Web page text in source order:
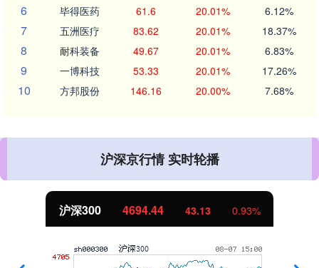
6 毕得医药 61.6 20.01% 6.12%
7 五洲医疗 83.62 20.01% 18.37%
8 耐科装备 49.67 20.01% 6.83%
9 一博科技 53.33 20.01% 17.26%
10 方邦股份 146.16 20.00% 7.68%
沪深京行情 实时轮播
沪深300 4694.44 43.13 0.93%